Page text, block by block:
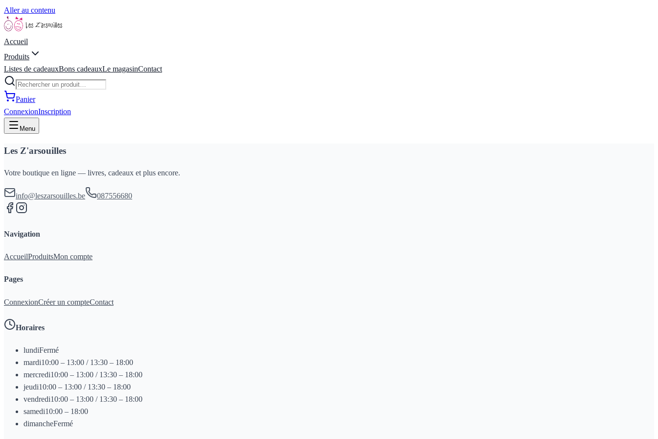
Aller au contenu
Accueil
Produits
Listes de cadeauxBons cadeauxLe magasinContact
Panier
ConnexionInscription
Menu
Les Z'arsouilles
Votre boutique en ligne — livres, cadeaux et plus encore.
info@leszarsouilles.be 087556680
Navigation
AccueilProduitsMon compte
Pages
ConnexionCréer un compteContact
Horaires
lundiFermé
mardi10:00 – 13:00 / 13:30 – 18:00
mercredi10:00 – 13:00 / 13:30 – 18:00
jeudi10:00 – 13:00 / 13:30 – 18:00
vendredi10:00 – 13:00 / 13:30 – 18:00
samedi10:00 – 18:00
dimancheFermé